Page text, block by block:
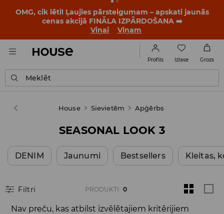
OMG, cik lēti! Ļaujies pārsteigumam – apskati jaunās
cenas akcijā FINĀLA IZPĀRDOŠANA ➡️
Viņai
Viņam
Profils Izlase Grozs
Meklēt
House Sievietēm Apģērbs
SEASONAL LOOK 3
DENIM Jaunumi Bestsellers Kleitas,
Filtri PRODUKTI : 0
Nav preču, kas atbilst izvēlētajiem kritērijiem